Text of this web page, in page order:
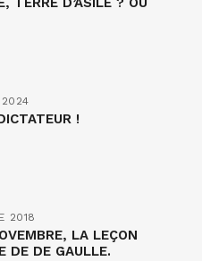
!
2018
LA LEÇON
DE DE GAULLE.